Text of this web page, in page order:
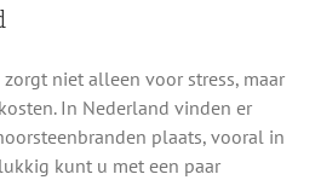
niet alleen voor stress, maar
In Nederland vinden er
plaats, vooral in
kunt u met een paar